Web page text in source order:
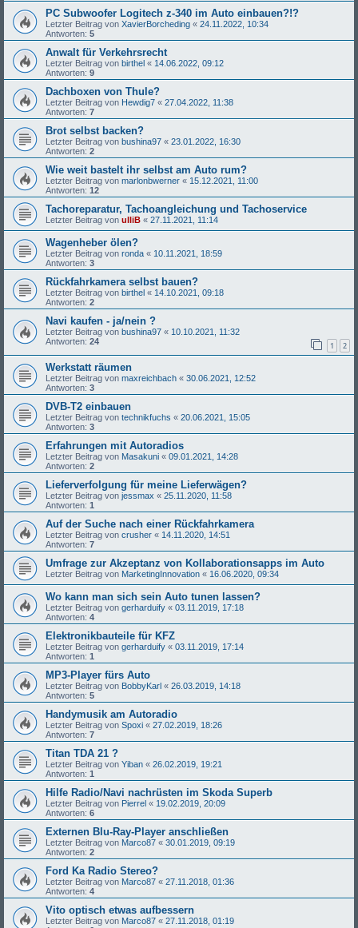
PC Subwoofer Logitech z-340 im Auto einbauen?!?
Letzter Beitrag von XavierBorcheding « 24.11.2022, 10:34
Antworten: 5
Anwalt für Verkehrsrecht
Letzter Beitrag von birthel « 14.06.2022, 09:12
Antworten: 9
Dachboxen von Thule?
Letzter Beitrag von Hewdig7 « 27.04.2022, 11:38
Antworten: 7
Brot selbst backen?
Letzter Beitrag von bushina97 « 23.01.2022, 16:30
Antworten: 2
Wie weit bastelt ihr selbst am Auto rum?
Letzter Beitrag von marlonbwerner « 15.12.2021, 11:00
Antworten: 12
Tachoreparatur, Tachoangleichung und Tachoservice
Letzter Beitrag von ulliB « 27.11.2021, 11:14
Wagenheber ölen?
Letzter Beitrag von ronda « 10.11.2021, 18:59
Antworten: 3
Rückfahrkamera selbst bauen?
Letzter Beitrag von birthel « 14.10.2021, 09:18
Antworten: 2
Navi kaufen - ja/nein ?
Letzter Beitrag von bushina97 « 10.10.2021, 11:32
Antworten: 24 1 2
Werkstatt räumen
Letzter Beitrag von maxreichbach « 30.06.2021, 12:52
Antworten: 3
DVB-T2 einbauen
Letzter Beitrag von technikfuchs « 20.06.2021, 15:05
Antworten: 3
Erfahrungen mit Autoradios
Letzter Beitrag von Masakuni « 09.01.2021, 14:28
Antworten: 2
Lieferverfolgung für meine Lieferwägen?
Letzter Beitrag von jessmax « 25.11.2020, 11:58
Antworten: 1
Auf der Suche nach einer Rückfahrkamera
Letzter Beitrag von crusher « 14.11.2020, 14:51
Antworten: 7
Umfrage zur Akzeptanz von Kollaborationsapps im Auto
Letzter Beitrag von MarketingInnovation « 16.06.2020, 09:34
Wo kann man sich sein Auto tunen lassen?
Letzter Beitrag von gerharduify « 03.11.2019, 17:18
Antworten: 4
Elektronikbauteile für KFZ
Letzter Beitrag von gerharduify « 03.11.2019, 17:14
Antworten: 1
MP3-Player fürs Auto
Letzter Beitrag von BobbyKarl « 26.03.2019, 14:18
Antworten: 5
Handymusik am Autoradio
Letzter Beitrag von Spoxi « 27.02.2019, 18:26
Antworten: 7
Titan TDA 21 ?
Letzter Beitrag von Yiban « 26.02.2019, 19:21
Antworten: 1
Hilfe Radio/Navi nachrüsten im Skoda Superb
Letzter Beitrag von Pierrel « 19.02.2019, 20:09
Antworten: 6
Externen Blu-Ray-Player anschließen
Letzter Beitrag von Marco87 « 30.01.2019, 09:19
Antworten: 2
Ford Ka Radio Stereo?
Letzter Beitrag von Marco87 « 27.11.2018, 01:36
Antworten: 4
Vito optisch etwas aufbessern
Letzter Beitrag von Marco87 « 27.11.2018, 01:19